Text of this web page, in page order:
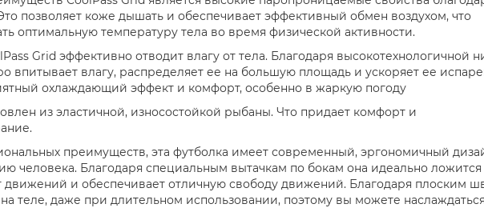
позволяет коже дышать и обеспечивает эффективный обмен воздухом, что
оптимальную температуру тела во время физической активности.
Grid эффективно отводит влагу от тела. Благодаря высокотехнологичной
впитывает влагу, распределяет ее на большую площадь и ускоряет ее
охлаждающий эффект и комфорт, особенно в жаркую погоду
из эластичной, износостойкой рыбаны. Что придает комфорт и
преимуществ, эта футболка имеет современный, эргономичный
человека. Благодаря специальным вытачкам по бокам она идеально ложится
движений и обеспечивает отличную свободу движений. Благодаря плоским
теле, даже при длительном использовании, поэтому вы можете наслаждаться